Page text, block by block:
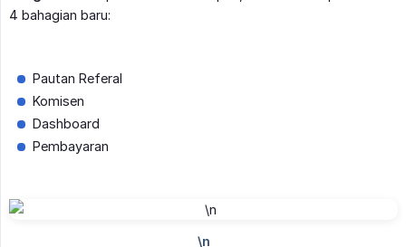
4 bahagian baru:
Pautan Referal
Komisen
Dashboard
Pembayaran